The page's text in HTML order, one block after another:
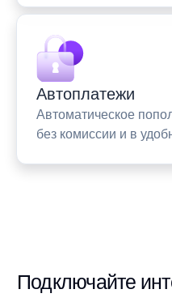
Автоплатежи
Автоматическое
без комиссии и в
Подключайте